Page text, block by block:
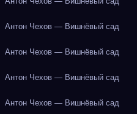
Антон Чехов — Вишнёвый сад
Антон Чехов — Вишнёвый сад
Антон Чехов — Вишнёвый сад
Антон Чехов — Вишнёвый сад